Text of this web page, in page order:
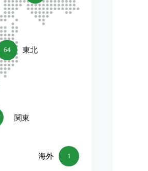
64 東北
関東
1
海外